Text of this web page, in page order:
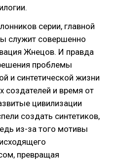
серии, главной
служит совершенно
Жнецов. И правда
проблемы
и синтетической жизни
создателей и время от
цивилизации
создать синтетиков,
из-за того мотивы
превращая